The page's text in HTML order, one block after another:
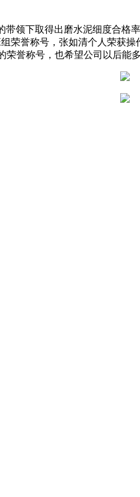
领下取得出磨水泥细度合格
荣誉称号，张如清个人荣获
誉称号，也希望公司以后能